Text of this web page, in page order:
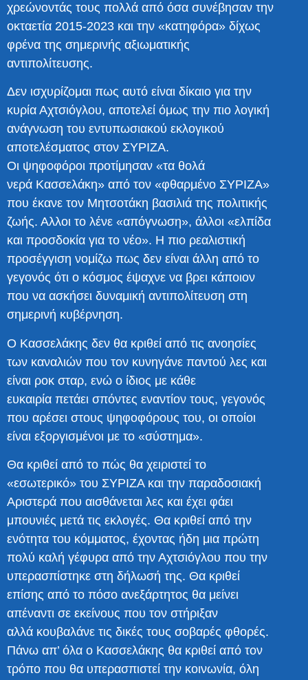
χρεώνοντάς τους πολλά από όσα συνέβησαν την
οκταετία 2015-2023 και την «κατηφόρα» δίχως
φρένα της σημερινής αξιωματικής
αντιπολίτευσης.
Δεν ισχυρίζομαι πως αυτό είναι δίκαιο για την
κυρία Αχτσιόγλου, αποτελεί όμως την πιο λογική
ανάγνωση του εντυπωσιακού εκλογικού
αποτελέσματος στον ΣΥΡΙΖΑ.
Οι ψηφοφόροι προτίμησαν «τα θολά
νερά Κασσελάκη» από τον «φθαρμένο ΣΥΡΙΖΑ»
που έκανε τον Μητσοτάκη βασιλιά της πολιτικής
ζωής. Αλλοι το λένε «απόγνωση», άλλοι «ελπίδα
και προσδοκία για το νέο». Η πιο ρεαλιστική
προσέγγιση νομίζω πως δεν είναι άλλη από το
γεγονός ότι ο κόσμος έψαχνε να βρει κάποιον
που να ασκήσει δυναμική αντιπολίτευση στη
σημερινή κυβέρνηση.
Ο Κασσελάκης δεν θα κριθεί από τις ανοησίες
των καναλιών που τον κυνηγάνε παντού λες και
είναι ροκ σταρ, ενώ ο ίδιος με κάθε
ευκαιρία πετάει σπόντες εναντίον τους, γεγονός
που αρέσει στους ψηφοφόρους του, οι οποίοι
είναι εξοργισμένοι με το «σύστημα».
Θα κριθεί από το πώς θα χειριστεί το
«εσωτερικό» του ΣΥΡΙΖΑ και την παραδοσιακή
Αριστερά που αισθάνεται λες και έχει φάει
μπουνιές μετά τις εκλογές. Θα κριθεί από την
ενότητα του κόμματος, έχοντας ήδη μια πρώτη
πολύ καλή γέφυρα από την Αχτσιόγλου που την
υπερασπίστηκε στη δήλωσή της. Θα κριθεί
επίσης από το πόσο ανεξάρτητος θα μείνει
απέναντι σε εκείνους που τον στήριξαν
αλλά κουβαλάνε τις δικές τους σοβαρές φθορές.
Πάνω απ’ όλα ο Κασσελάκης θα κριθεί από τον
τρόπο που θα υπερασπιστεί την κοινωνία, όλη